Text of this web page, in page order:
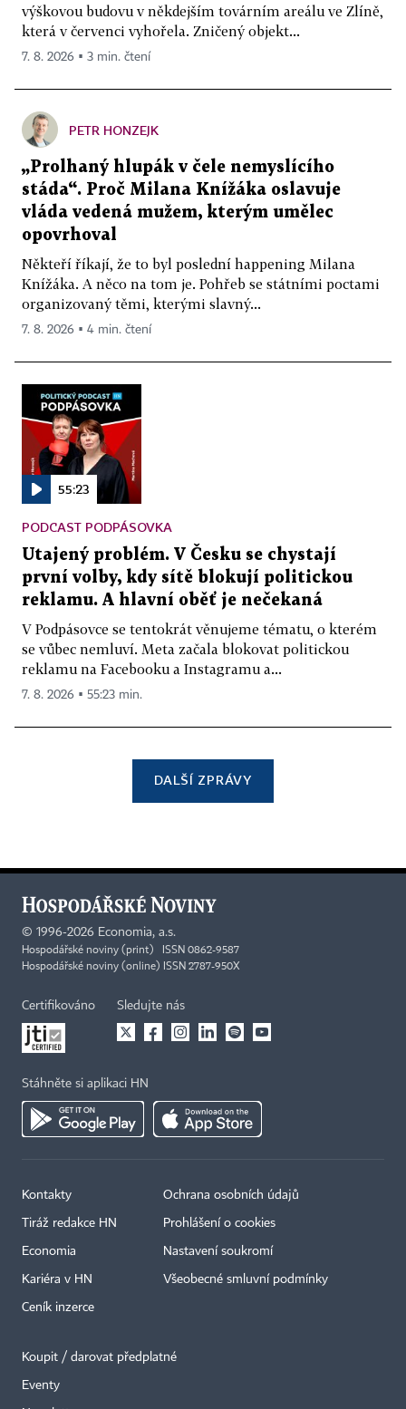
výškovou budovu v někdejším továrním areálu ve Zlíně,
která v červenci vyhořela. Zničený objekt...
7. 8. 2026 ▪ 3 min. čtení
PETR HONZEJK
„Prolhaný hlupák v čele nemyslícího
stáda“. Proč Milana Knížáka oslavuje
vláda vedená mužem, kterým umělec
opovrhoval
Někteří říkají, že to byl poslední happening Milana
Knížáka. A něco na tom je. Pohřeb se státními poctami
organizovaný těmi, kterými slavný...
7. 8. 2026 ▪ 4 min. čtení
55:23
PODCAST PODPÁSOVKA
Utajený problém. V Česku se chystají
první volby, kdy sítě blokují politickou
reklamu. A hlavní oběť je nečekaná
V Podpásovce se tentokrát věnujeme tématu, o kterém
se vůbec nemluví. Meta začala blokovat politickou
reklamu na Facebooku a Instagramu a...
7. 8. 2026 ▪ 55:23 min.
DALŠÍ ZPRÁVY
© 1996-2026 Economia, a.s.
Hospodářské noviny (print) ISSN 0862-9587
Hospodářské noviny (online) ISSN 2787-950X
Certifikováno Sledujte nás
Stáhněte si aplikaci HN
Kontakty
Tiráž redakce HN
Economia
Kariéra v HN
Ceník inzerce
Ochrana osobních údajů
Prohlášení o cookies
Nastavení soukromí
Všeobecné smluvní podmínky
Koupit / darovat předplatné
Eventy